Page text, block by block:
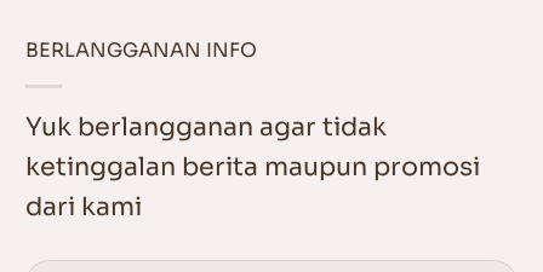
BERLANGGANAN INFO
Yuk berlangganan agar tidak
ketinggalan berita maupun promosi
dari kami